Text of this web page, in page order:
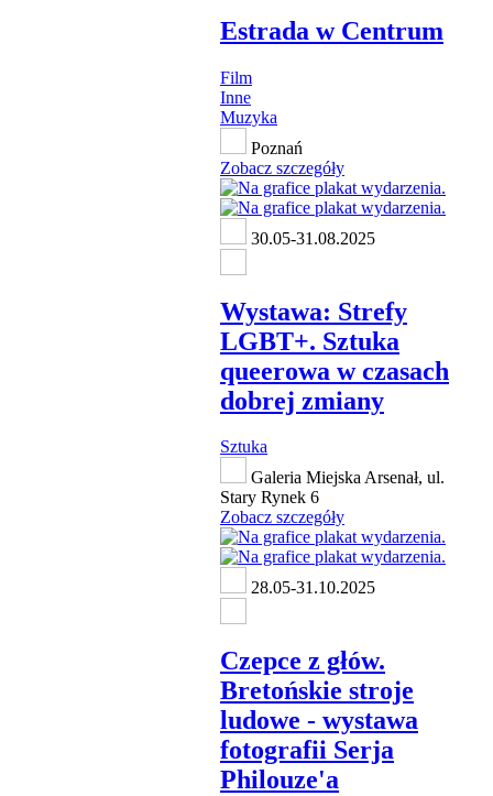
Estrada w Centrum
Film
Inne
Muzyka
Poznań
Zobacz szczegóły
30.05-31.08.2025
Wystawa: Strefy
LGBT+. Sztuka
queerowa w czasach
dobrej zmiany
Sztuka
Galeria Miejska Arsenał, ul.
Stary Rynek 6
Zobacz szczegóły
28.05-31.10.2025
Czepce z głów.
Bretońskie stroje
ludowe - wystawa
fotografii Serja
Philouze'a